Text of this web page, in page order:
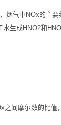
烟气中NOx的主
生成HNO2和
间摩尔数的比